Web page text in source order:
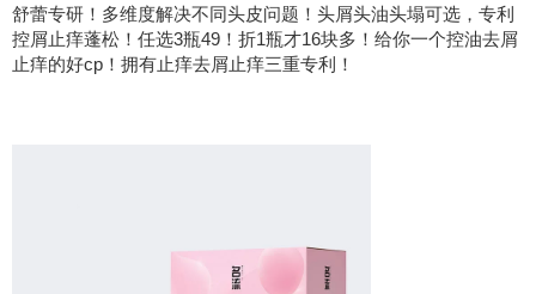
舒蕾专研！多维度解决不同头皮问题！头屑头油头塌可选，专利
控屑止痒蓬松！任选3瓶49！折1瓶才16块多！给你一个控油去屑
止痒的好cp！拥有止痒去屑止痒三重专利！